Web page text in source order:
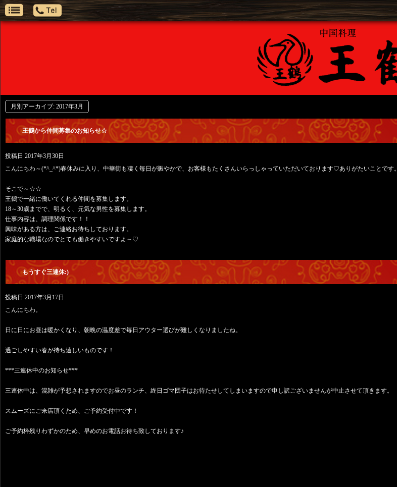
月別アーカイブ: 2017年3月
王鶴から仲間募集のお知らせ☆
投稿日 2017年3月30日
こんにちわ～(*^_^*)春休みに入り、中華街も凄く毎日が賑やかで、お客様もたくさんいらっしゃっていただいております♡ありがたいことです。
そこで～☆☆
王鶴で一緒に働いてくれる仲間を募集します。
18～30歳までで、明るく、元気な男性を募集します。
仕事内容は、調理関係です！！
興味がある方は、ご連絡お待ちしております。
家庭的な職場なのでとても働きやすいですよ～♡
もうすぐ三連休:)
投稿日 2017年3月17日
こんにちわ。
日に日にお昼は暖かくなり、朝晩の温度差で毎日アウター選びが難しくなりましたね。
過ごしやすい春が待ち遠しいものです！
***三連休中のお知らせ***
三連休中は、混雑が予想されますのでお昼のランチ、終日ゴマ団子はお待たせしてしまいますので申し訳ございませんが中止させて頂きます。
スムーズにご来店頂くため、ご予約受付中です！
ご予約枠残りわずかのため、早めのお電話お待ち致しております♪